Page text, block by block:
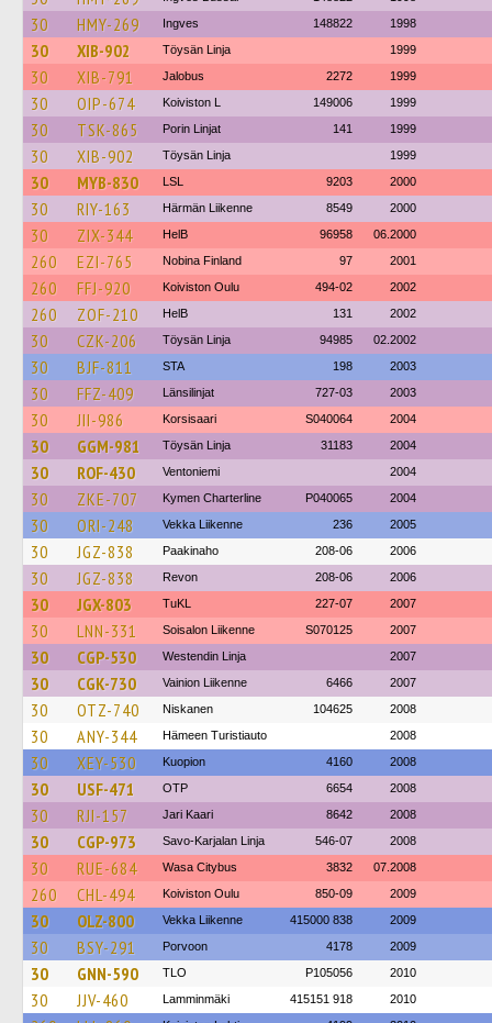
30 HMY-269 Ingves 148822 1998
30 XIB-902 Töysän Linja 1999
30 XIB-791 Jalobus 2272 1999
30 OIP-674 Koiviston L 149006 1999
30 TSK-865 Porin Linjat 141 1999
30 XIB-902 Töysän Linja 1999
30 MYB-830 LSL 9203 2000
30 RIY-163 Härmän Liikenne 8549 2000
30 ZIX-344 HelB 96958 06.2000
260 EZI-765 Nobina Finland 97 2001
260 FFJ-920 Koiviston Oulu 494-02 2002
260 ZOF-210 HelB 131 2002
30 CZK-206 Töysän Linja 94985 02.2002
30 BJF-811 STA 198 2003
30 FFZ-409 Länsilinjat 727-03 2003
30 JII-986 Korsisaari S040064 2004
30 GGM-981 Töysän Linja 31183 2004
30 ROF-430 Ventoniemi 2004
30 ZKE-707 Kymen Charterline P040065 2004
30 ORI-248 Vekka Liikenne 236 2005
30 JGZ-838 Paakinaho 208-06 2006
30 JGZ-838 Revon 208-06 2006
30 JGX-803 TuKL 227-07 2007
30 LNN-331 Soisalon Liikenne S070125 2007
30 CGP-530 Westendin Linja 2007
30 CGK-730 Vainion Liikenne 6466 2007
30 OTZ-740 Niskanen 104625 2008
30 ANY-344 Hämeen Turistiauto 2008
30 XEY-530 Kuopion 4160 2008
30 USF-471 OTP 6654 2008
30 RJI-157 Jari Kaari 8642 2008
30 CGP-973 Savo-Karjalan Linja 546-07 2008
30 RUE-684 Wasa Citybus 3832 07.2008
260 CHL-494 Koiviston Oulu 850-09 2009
30 OLZ-800 Vekka Liikenne 415000 838 2009
30 BSY-291 Porvoon 4178 2009
30 GNN-590 TLO P105056 2010
30 JJV-460 Lamminmäki 415151 918 2010